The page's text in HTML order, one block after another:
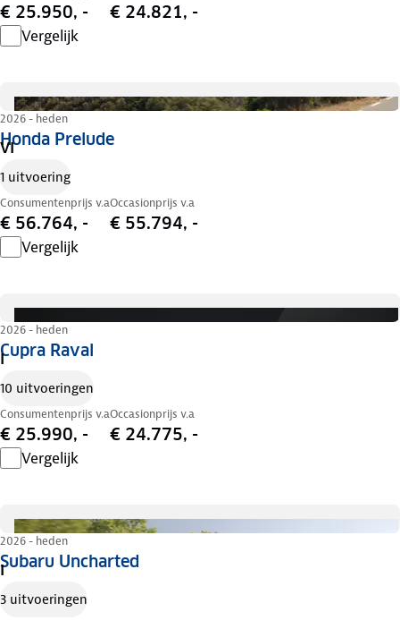
€ 25.950, - € 24.821, -
Vergelijk
Honda Prelude
2026 - heden
VI
1 uitvoering
Consumentenprijs v.a
€ 56.764, -
Occasionprijs v.a
€ 55.794, -
Vergelijk
Cupra Raval
2026 - heden
I
10 uitvoeringen
Consumentenprijs v.a
€ 25.990, -
Occasionprijs v.a
€ 24.775, -
Vergelijk
Subaru Uncharted
2026 - heden
I
3 uitvoeringen